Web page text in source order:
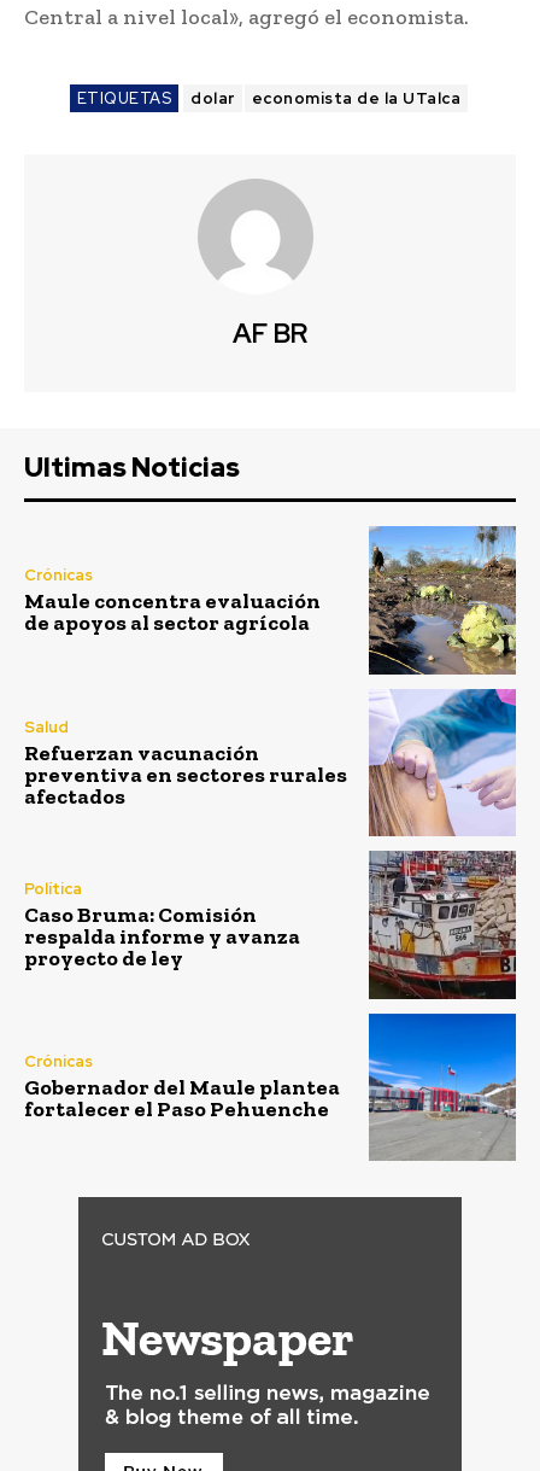
Central a nivel local», agregó el economista.
ETIQUETAS dolar economista de la UTalca
AF BR
Ultimas Noticias
Crónicas
Maule concentra evaluación
de apoyos al sector agrícola
Salud
Refuerzan vacunación
preventiva en sectores rurales
afectados
Política
Caso Bruma: Comisión
respalda informe y avanza
proyecto de ley
Crónicas
Gobernador del Maule plantea
fortalecer el Paso Pehuenche